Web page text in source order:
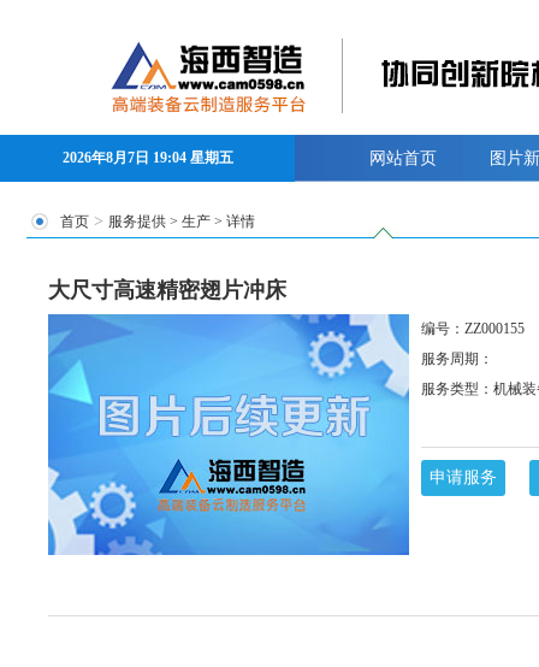
2026年8月7日 19:04 星期五 网站首页 图片
首页 > 服务提供 > 生产 > 详情
大尺寸高速精密翅片冲床
编号：ZZ000155
服务周期：
服务类型：机械
申请服务